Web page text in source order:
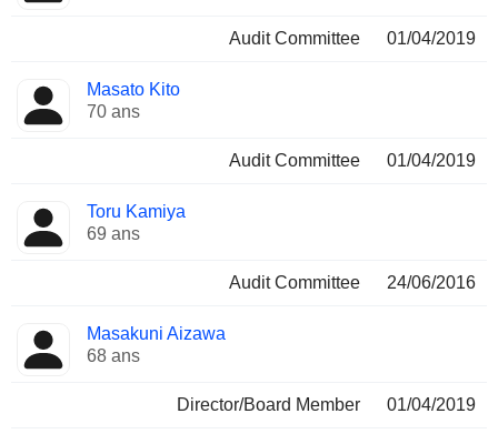
Audit Committee 01/04/2019
Masato Kito
70 ans
Audit Committee 01/04/2019
Toru Kamiya
69 ans
Audit Committee 24/06/2016
Masakuni Aizawa
68 ans
Director/Board Member 01/04/2019